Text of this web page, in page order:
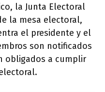
la Junta Electoral
la mesa electoral,
el presidente y el
son notificados
obligados a cumplir